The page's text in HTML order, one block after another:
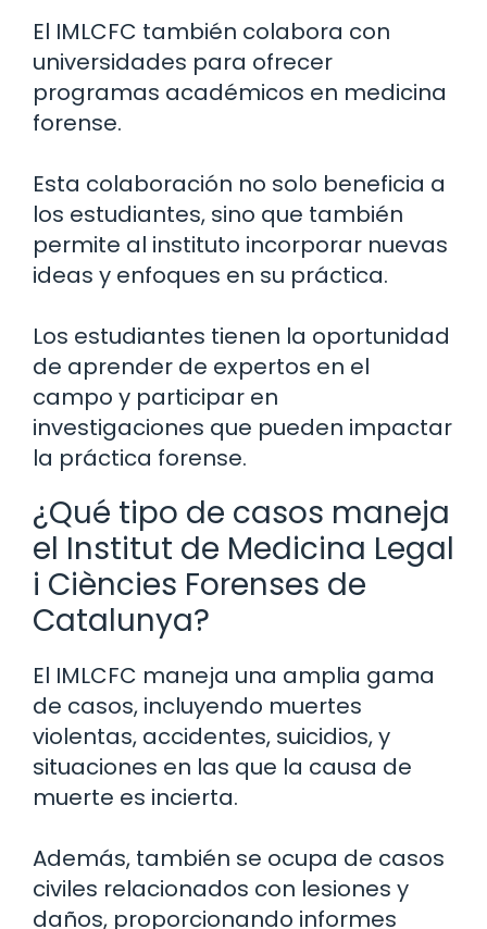
El IMLCFC también colabora con
universidades para ofrecer
programas académicos en medicina
forense.
Esta colaboración no solo beneficia a
los estudiantes, sino que también
permite al instituto incorporar nuevas
ideas y enfoques en su práctica.
Los estudiantes tienen la oportunidad
de aprender de expertos en el
campo y participar en
investigaciones que pueden impactar
la práctica forense.
¿Qué tipo de casos maneja
el Institut de Medicina Legal
i Ciències Forenses de
Catalunya?
El IMLCFC maneja una amplia gama
de casos, incluyendo muertes
violentas, accidentes, suicidios, y
situaciones en las que la causa de
muerte es incierta.
Además, también se ocupa de casos
civiles relacionados con lesiones y
daños, proporcionando informes